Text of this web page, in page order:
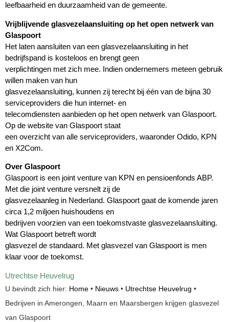
leefbaarheid en duurzaamheid van de gemeente.
Vrijblijvende glasvezelaansluiting op het open netwerk van
Glaspoort
Het laten aansluiten van een glasvezelaansluiting in het
bedrijfspand is kosteloos en brengt geen
verplichtingen met zich mee. Indien ondernemers meteen gebruik
willen maken van hun
glasvezelaansluiting, kunnen zij terecht bij één van de bijna 30
serviceproviders die hun internet- en
telecomdiensten aanbieden op het open netwerk van Glaspoort.
Op de website van Glaspoort staat
een overzicht van alle serviceproviders, waaronder Odido, KPN
en X2Com.
Over Glaspoort
Glaspoort is een joint venture van KPN en pensioenfonds ABP.
Met die joint venture versnelt zij de
glasvezelaanleg in Nederland. Glaspoort gaat de komende jaren
circa 1,2 miljoen huishoudens en
bedrijven voorzien van een toekomstvaste glasvezelaansluiting.
Wat Glaspoort betreft wordt
glasvezel de standaard. Met glasvezel van Glaspoort is men
klaar voor de toekomst.
Utrechtse Heuvelrug
U bevindt zich hier: Home • Nieuws • Utrechtse Heuvelrug •
Bedrijven in Amerongen, Maarn en Maarsbergen krijgen glasvezel
van Glaspoort